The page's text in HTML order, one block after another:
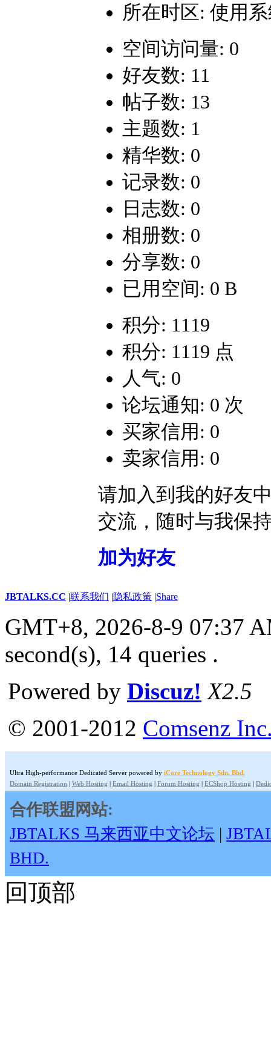
所在时区: 使用
空间访问量: 0
好友数: 11
帖子数: 13
主题数: 1
精华数: 0
记录数: 0
日志数: 0
相册数: 0
分享数: 0
已用空间: 0 B
积分: 1119
积分: 1119 点
人气: 0
论坛通知: 0 次
买家信用: 0
卖家信用: 0
请加入到我的好友
交流，随时与我保
加为好友
JBTALKS.CC |联系我们 |隐私政策 |Share
GMT+8, 2026-8-9 07:37
second(s), 14 queries .
Powered by Discuz! X2.5
© 2001-2012 Comsenz
Ultra High-performance Dedicated Server powered by iCore Technology Sdn. Bhd.
Domain Registration | Web Hosting | Email Hosting | Forum Hosting | ECShop Hosting |
合作联盟网站:
JBTALKS 马来西亚中文论坛 |
BHD.
回顶部